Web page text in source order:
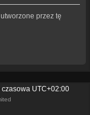
przez tę
czasowa UTC+02:00